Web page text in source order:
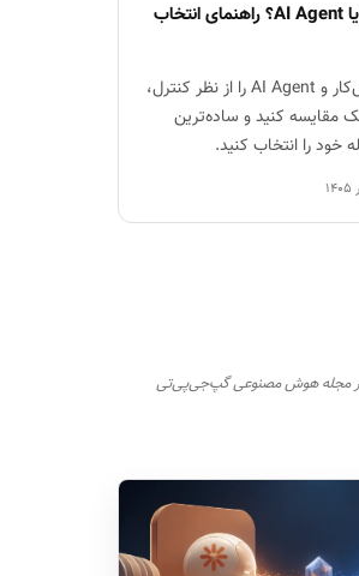
پرامپت، Workflow یا AI Agent؟ راهنمای انتخاب
تفاوت پرامپت، گردش‌کار و AI Agent را از نظر کنترل،
مقایسه کنید و ساده‌ترین
را انتخاب کنید.
مجله هوش مصنوعی گپ‌جی‌پی‌تی